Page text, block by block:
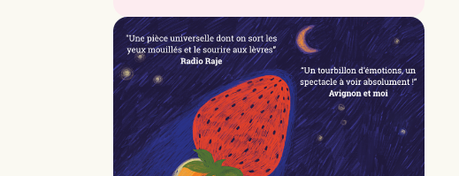
DeElise Giuliani, Sylvain Lacourt
Mise en scèneAlain Degois "Papy"
ChorégraphieLaëtitia Pré
ProductionFrançois Lebellanger
ProductionNicolas Libeskind